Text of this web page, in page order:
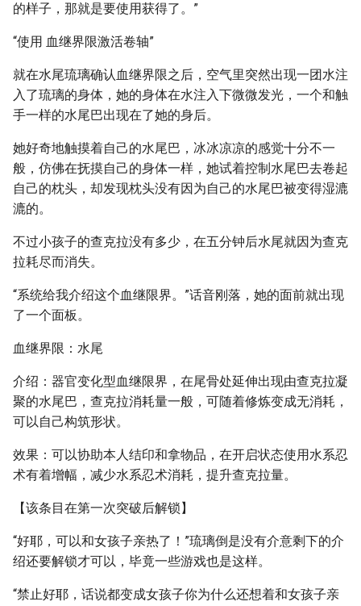
的样子，那就是要使用获得了。”
“使用 血继界限激活卷轴”
就在水尾琉璃确认血继界限之后，空气里突然出现一团水注
入了琉璃的身体，她的身体在水注入下微微发光，一个和触
手一样的水尾巴出现在了她的身后。
她好奇地触摸着自己的水尾巴，冰冰凉凉的感觉十分不一
般，仿佛在抚摸自己的身体一样，她试着控制水尾巴去卷起
自己的枕头，却发现枕头没有因为自己的水尾巴被变得湿漉
漉的。
不过小孩子的查克拉没有多少，在五分钟后水尾就因为查克
拉耗尽而消失。
“系统给我介绍这个血继限界。”话音刚落，她的面前就出现
了一个面板。
血继界限：水尾
介绍：器官变化型血继限界，在尾骨处延伸出现由查克拉凝
聚的水尾巴，查克拉消耗量一般，可随着修炼变成无消耗，
可以自己构筑形状。
效果：可以协助本人结印和拿物品，在开启状态使用水系忍
术有着增幅，减少水系忍术消耗，提升查克拉量。
【该条目在第一次突破后解锁】
“好耶，可以和女孩子亲热了！”琉璃倒是没有介意剩下的介
绍还要解锁才可以，毕竟一些游戏也是这样。
“禁止好耶，话说都变成女孩子你为什么还想着和女孩子亲